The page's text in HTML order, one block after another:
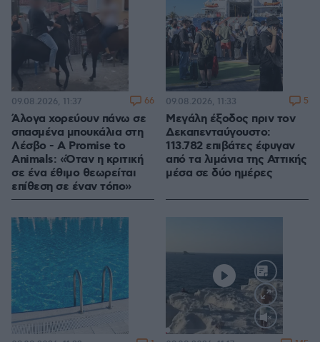
Άλογα χορεύουν πάνω σε
σπασμένα μπουκάλια στη
Λέσβο - A Promise to
Animals: «Όταν η κριτική
σε ένα έθιμο θεωρείται
επίθεση σε έναν τόπο»
09.08.2026, 11:37 66
Μεγάλη έξοδος πριν τον
Δεκαπενταύγουστο:
113.782 επιβάτες έφυγαν
από τα λιμάνια της Αττικής
μέσα σε δύο ημέρες
09.08.2026, 11:33 5
Loaded
0.00%